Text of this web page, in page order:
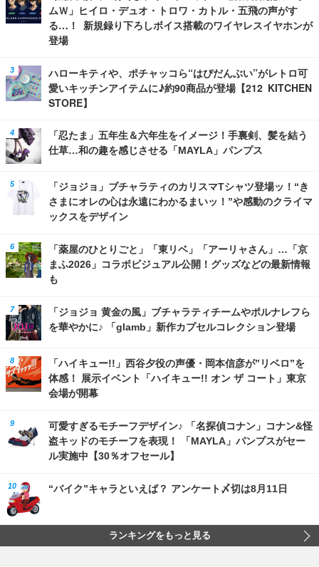
ムＷ」ヒイロ・デュオ・トロワ・カトル・五飛の声がす
る…！ 新規録り下ろしボイス搭載のワイヤレスイヤホンが
登場
ハローキティや、ポチャッコら“はぴだんぶい”がレトロ可
愛いキッチンアイテムに♪約90商品が登場【212 KITCHEN
STORE】
「忍たま」五年生＆六年生をイメージ！手裏剣、髪を結う
仕草…和の趣を感じさせる「MAYLA」パンプス
「ジョジョ」ブチャラティのカリスマTシャツ登場ッ！“き
さまにオレの心は永遠にわかるまいッ！”や感動のクライマ
ックスをデザイン
「薬屋のひとりごと」「東リベ」「アーリャさん」…「京
まふ2026」コラボビジュアル公開！グッズなどの最新情報
も
「ジョジョ 黄金の風」ブチャラティチームやポルナレフら
を華やかに♪ 「glamb」新作カプセルコレクション登場
「ハイキュー!!」西谷夕役の声優・岡本信彦が”リベロ”を
体感！ 展示イベント「ハイキュー!! オン ザ コート」東京
会場が開幕
可愛すぎるモチーフデザイン♪ 「名探偵コナン」コナン&怪
盗キッドのモチーフを表現！ 「MAYLA」パンプスがセー
ル実施中【30％オフセール】
“バイク”キャラといえば？ アンケート〆切は8月11日
ランキングをもっと見る